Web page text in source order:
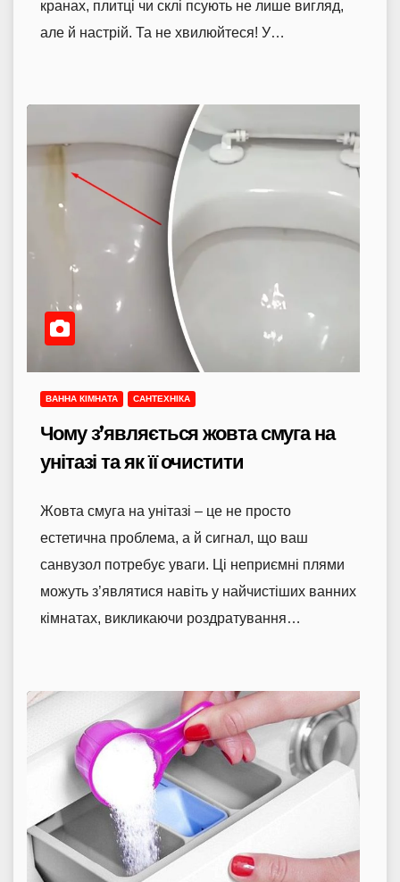
кранах, плитці чи склі псують не лише вигляд,
але й настрій. Та не хвилюйтеся! У…
ВАННА КІМНАТА САНТЕХНІКА
Чому з’являється жовта смуга на
унітазі та як її очистити
Жовта смуга на унітазі – це не просто
естетична проблема, а й сигнал, що ваш
санвузол потребує уваги. Ці неприємні плями
можуть з’являтися навіть у найчистіших ванних
кімнатах, викликаючи роздратування…